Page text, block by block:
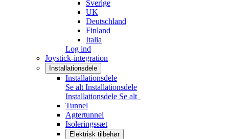
Sverige
UK
Deutschland
Finland
Italia
Log ind
Joystick-integration
Installationsdele
Installationsdele
Se alt Installationsdele
Installationsdele Se alt
Tunnel
Agtertunnel
Isoleringssæt
Elektrisk tilbehør